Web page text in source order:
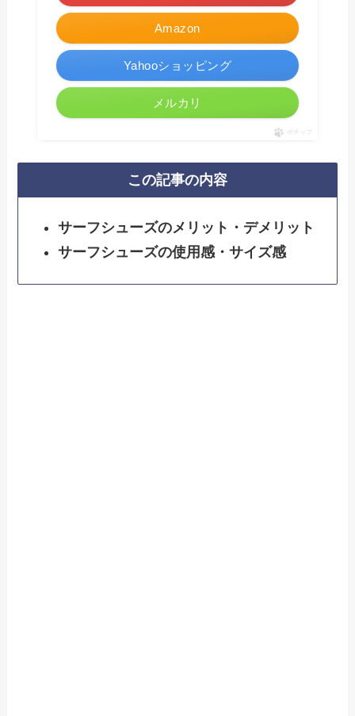
Amazon
Yahooショッピング
メルカリ
ポチップ
この記事の内容
サーフシューズのメリット・デメリット
サーフシューズの使用感・サイズ感